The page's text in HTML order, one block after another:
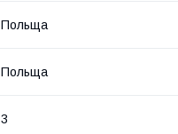
Польща
Польща
3